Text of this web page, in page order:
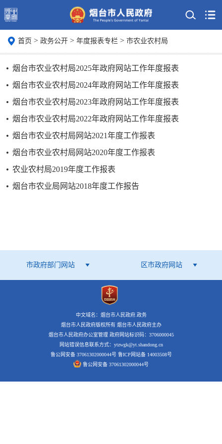
首页 > 政务公开 > 年度报表专栏 > 市农业农村局
烟台市农业农村局2025年政府网站工作年度报表
烟台市农业农村局2024年政府网站工作年度报表
烟台市农业农村局2023年政府网站工作年度报表
烟台市农业农村局2022年政府网站工作年度报表
烟台市农业农村局网站2021年度工作报表
烟台市农业农村局网站2020年度工作报表
农业农村局2019年度工作报表
烟台市农业局网站2018年度工作报告
市政府部门网站 区市政府网站
中文域名：烟台市人民政府.政务
烟台市人民政府版权所有 烟台市人民政府主办
烟台市人民政府办公室管理 政府网站标识码：3706000045
网站错误信息联系方式：ytzwgk@yt.shandong.cn
鲁公网安备 37061302000044号 鲁ICP网站备 14003508号
鲁公网安备 37061302000044号